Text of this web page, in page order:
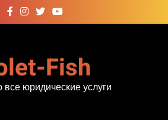
Fish
все юридические услуги